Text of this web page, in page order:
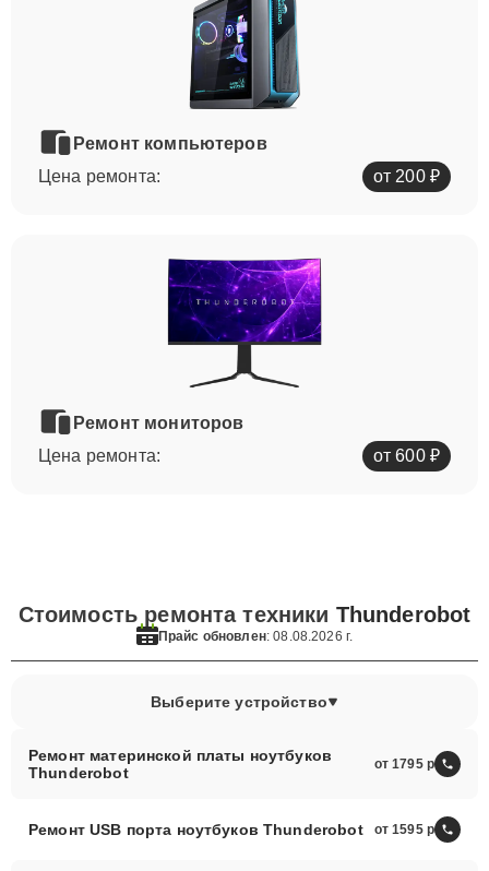
Ремонт компьютеров
Цена ремонта:
от 200 ₽
Ремонт мониторов
Цена ремонта:
от 600 ₽
Стоимость ремонта техники Thunderobot
Прайс обновлен: 08.08.2026 г.
Выберите устройство
Ремонт материнской платы ноутбуков
Thunderobot
от 1795
Ремонт USB порта ноутбуков Thunderobot от 1595